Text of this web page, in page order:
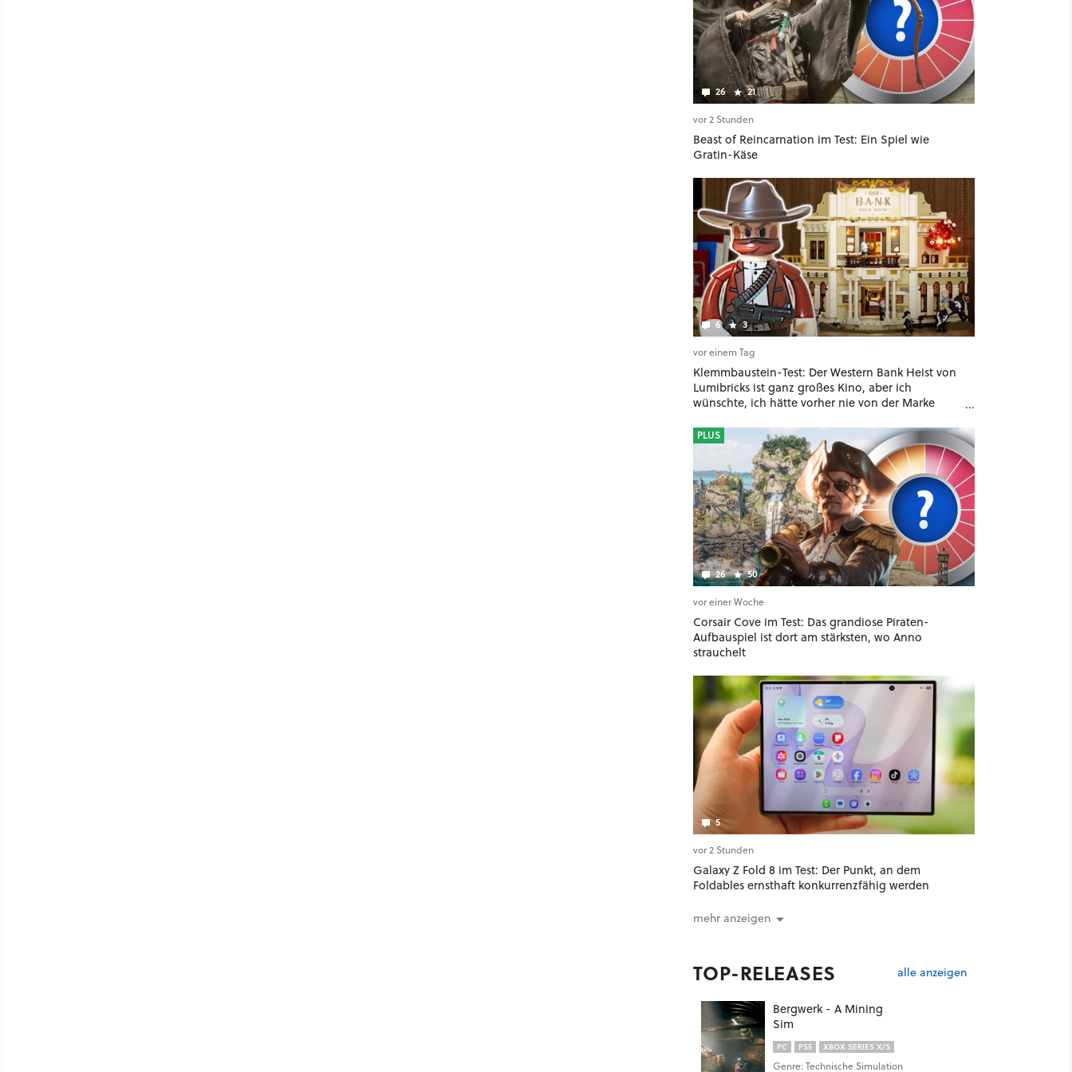
26 21
vor 2 Stunden
Beast of Reincarnation im Test: Ein Spiel wie
Gratin-Käse
6 3
vor einem Tag
Klemmbaustein-Test: Der Western Bank Heist von
Lumibricks ist ganz großes Kino, aber ich
wünschte, ich hätte vorher nie von der Marke
26 50
PLUS
vor einer Woche
Corsair Cove im Test: Das grandiose Piraten-
Aufbauspiel ist dort am stärksten, wo Anno
strauchelt
5
vor 2 Stunden
Galaxy Z Fold 8 im Test: Der Punkt, an dem
Foldables ernsthaft konkurrenzfähig werden
mehr anzeigen
TOP-RELEASES alle anzeigen
Bergwerk - A Mining
Sim
PC PS5 XBOX SERIES X/S
Genre: Technische Simulation